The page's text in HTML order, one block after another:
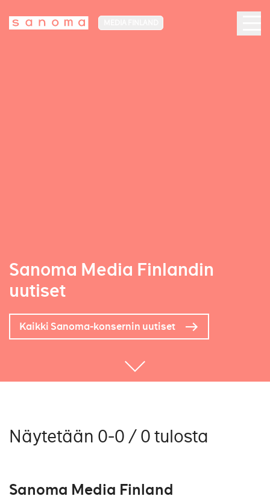
Sanoma Media Finlandin
uutiset
Kaikki Sanoma-konsernin uutiset
Näytetään 0-0 / 0 tulosta
Sanoma Media Finland